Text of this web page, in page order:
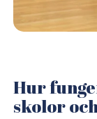
Hur
skolor